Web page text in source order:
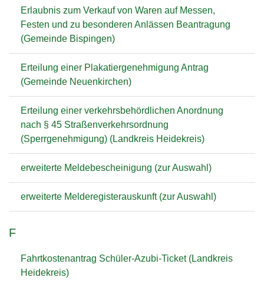
Erlaubnis zum Verkauf von Waren auf Messen,
Festen und zu besonderen Anlässen Beantragung
(Gemeinde Bispingen)
Erteilung einer Plakatiergenehmigung Antrag
(Gemeinde Neuenkirchen)
Erteilung einer verkehrsbehördlichen Anordnung
nach § 45 Straßenverkehrsordnung
(Sperrgenehmigung) (Landkreis Heidekreis)
erweiterte Meldebescheinigung (zur Auswahl)
erweiterte Melderegisterauskunft (zur Auswahl)
F
Fahrtkostenantrag Schüler-Azubi-Ticket (Landkreis
Heidekreis)